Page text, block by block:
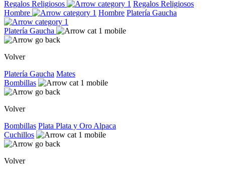
Regalos Religiosos
Regalos Religiosos
Hombre
Hombre Platería Gaucha
Platería Gaucha
Volver
Platería Gaucha Mates
Bombillas
Volver
Bombillas Plata Plata y Oro Alpaca
Cuchillos
Volver